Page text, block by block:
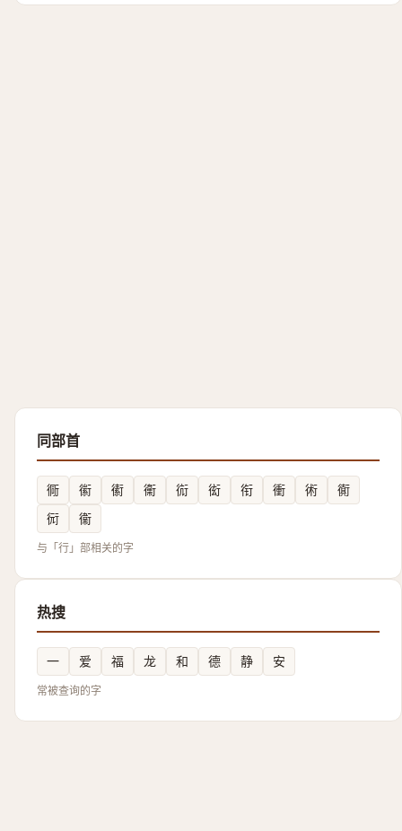
同部首
衕 䘗 䘘 䘙 䘕 衒 衔 衝 術
衠
衏
衞
与「行」部相关的字
热搜
一 爱 福 龙 和 德 静 安
常被查询的字